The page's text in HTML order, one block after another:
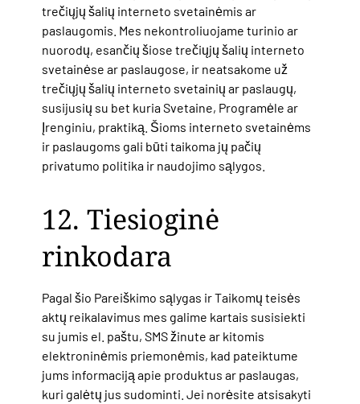
trečiųjų šalių interneto svetainėmis ar
paslaugomis. Mes nekontroliuojame turinio ar
nuorodų, esančių šiose trečiųjų šalių interneto
svetainėse ar paslaugose, ir neatsakome už
trečiųjų šalių interneto svetainių ar paslaugų,
susijusių su bet kuria Svetaine, Programėle ar
Įrenginiu, praktiką. Šioms interneto svetainėms
ir paslaugoms gali būti taikoma jų pačių
privatumo politika ir naudojimo sąlygos.
12. Tiesioginė
rinkodara
Pagal šio Pareiškimo sąlygas ir Taikomų teisės
aktų reikalavimus mes galime kartais susisiekti
su jumis el. paštu, SMS žinute ar kitomis
elektroninėmis priemonėmis, kad pateiktume
jums informaciją apie produktus ar paslaugas,
kuri galėtų jus sudominti. Jei norėsite atsisakyti